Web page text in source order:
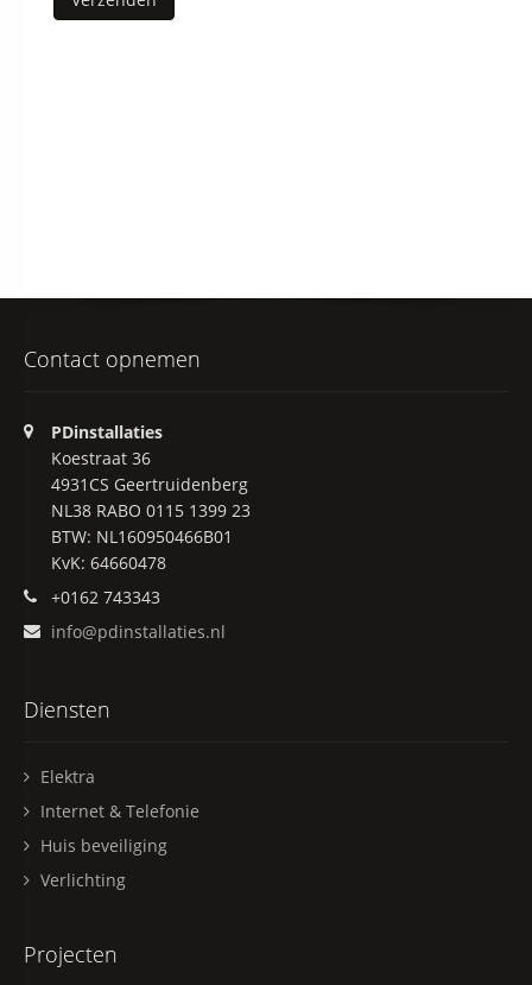
Contact opnemen
PDinstallaties
Koestraat 36
4931CS Geertruidenberg
NL38 RABO 0115 1399 23
BTW: NL160950466B01
KvK: 64660478
+0162 743343
Email address:
info@pdinstallaties.nl
Diensten
Elektra
Internet & Telefonie
Huis beveiliging
Verlichting
Projecten